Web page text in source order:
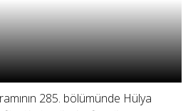
285. bölümünde Hülya